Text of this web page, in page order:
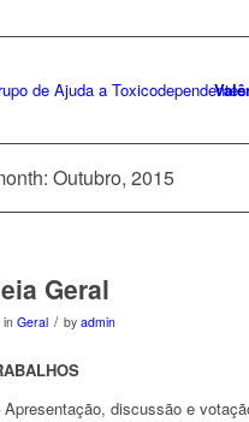
Outubro, 2015
Geral
in Geral / by admin
Apresentação, discussão e